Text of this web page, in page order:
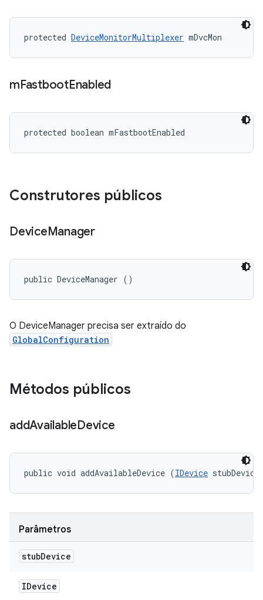
protected DeviceMonitorMultiplexer mDvcMon
mFastbootEnabled
protected boolean mFastbootEnabled
Construtores públicos
DeviceManager
public DeviceManager ()
O DeviceManager precisa ser extraído do
GlobalConfiguration
Métodos públicos
addAvailableDevice
public void addAvailableDevice (IDevice
Parâmetros
stubDevice
IDevice